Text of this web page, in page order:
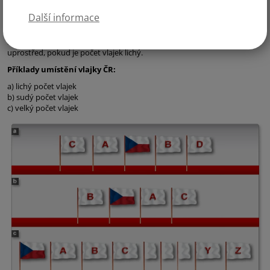
Další informaceNesprávné pořadí vlajek
místo
uprostřed, pokud je počet vlajek lichý.
Příklady umístění vlajky ČR:
a) lichý počet vlajek
b) sudý počet vlajek
c) velký počet vlajek